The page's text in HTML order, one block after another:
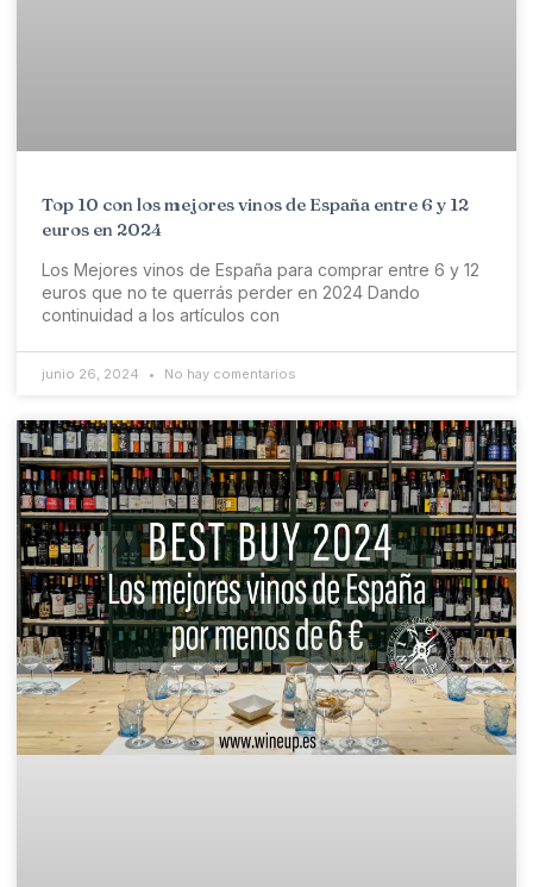
Top 10 con los mejores vinos de España entre 6 y 12
euros en 2024
Los Mejores vinos de España para comprar entre 6 y 12
euros que no te querrás perder en 2024 Dando
continuidad a los artículos con
junio 26, 2024 No hay comentarios